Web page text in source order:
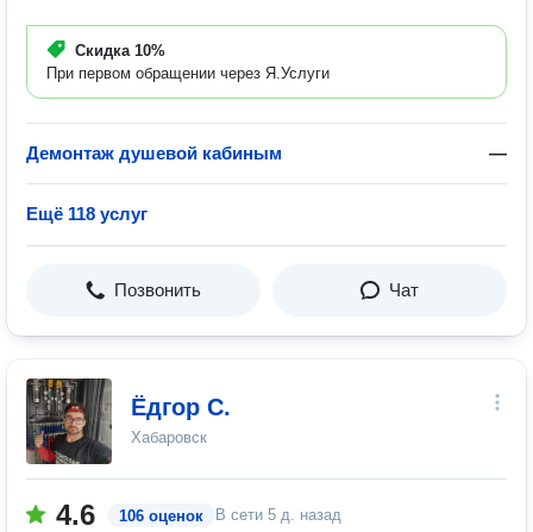
Скидка 10%
При первом обращении через Я.Услуги
Демонтаж душевой кабиным —
Ещё 118 услуг
Позвонить Чат
Ёдгор С.
Хабаровск
4.6 106 оценок В сети 5 д. назад